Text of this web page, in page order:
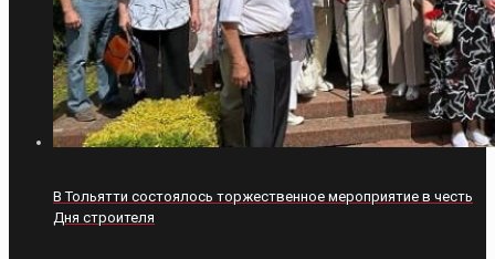
В Тольятти состоялось торжественное мероприятие в честь
Дня строителя